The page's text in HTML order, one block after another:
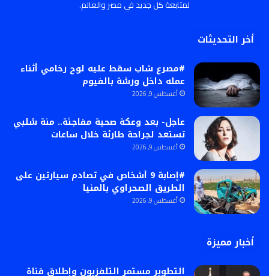
لمتابعة كل جديد في مصر والعالم.
أخر التحديثات
#مصرع شاب سقط عليه لوح رخامي أثناء
عمله داخل ورشة بالفيوم
أغسطس 9, 2026
عاجل- بعد وعكة صحية مفاجئة.. منة شلبي
تستعد لجراحة طارئة خلال ساعات
أغسطس 9, 2026
#إصابة 9 أشخاص في تصادم سيارتين على
الطريق الصحراوي بالمنيا
أغسطس 9, 2026
أخبار مميزة
التطوير مستمر التلفزيون وإطلاق قناة